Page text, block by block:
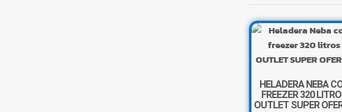
HELADERA NEBA
FREEZER 320
OUTLET SUPER